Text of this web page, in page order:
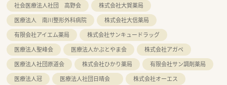
社会医療法人社団 高野会
株式会社大賀薬局
医療法人 南川整形外科病院
株式会社大信薬局
有限会社アイエム薬局
株式会社サンキュードラッグ
医療法人聖峰会
医療法人かぶとやま会
株式会社アガペ
医療法人社団原道会
株式会社ひかり薬局
有限会社サン調剤薬局
医療法人冠
医療法人社団日晴会
株式会社オーエス